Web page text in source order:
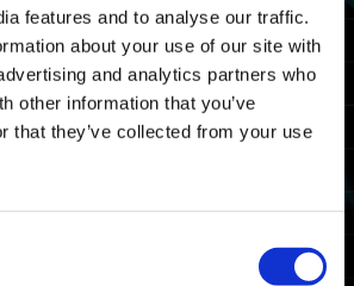
features and to analyse our traffic.
about your use of our site with
and analytics partners who
other information that you’ve
that they’ve collected from your use
점검 작업을 실시합
을 플레이할 수 없습니다.
UTC ～ 24/06 2026 07:00
황에 따라 변경될 수 있습니다.